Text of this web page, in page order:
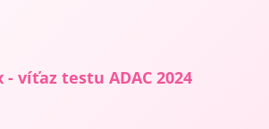
- víťaz testu ADAC 2024